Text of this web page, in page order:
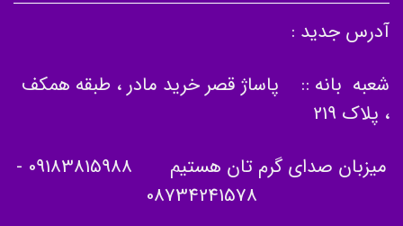
آدرس جدید :
شعبه بانه :: پاساژ قصر خرید مادر ، طبقه همکف
، پلاک 219
میزبان صدای گرم تان هستیم 09183815988
-
08734241578